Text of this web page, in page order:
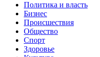
Политика и власть
Бизнес
Происшествия
Общество
Cпорт
Здоровье